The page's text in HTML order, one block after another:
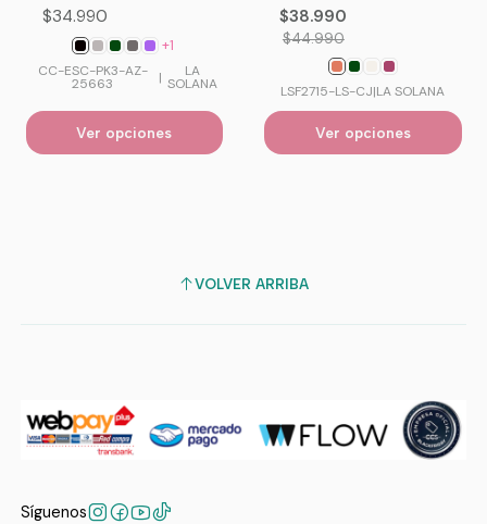
$34.990
+1
CC-ESC-PK3-AZ-
25663 | LA
SOLANA
Ver opciones
$38.990
$44.990
LSF2715-LS-CJ|LA SOLANA
Ver opciones
VOLVER ARRIBA
Síguenos